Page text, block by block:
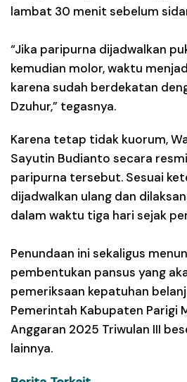
lambat 30 menit sebelum
“Jika paripurna dijadwalkan
kemudian molor, waktu
karena sudah berdekatan
Dzuhur,” tegasnya.
Karena tetap tidak kuorum,
Sayutin Budianto secara
paripurna tersebut. Sesuai
dijadwalkan ulang dan
dalam waktu tiga hari sejak
Penundaan ini sekaligus
pembentukan pansus yang
pemeriksaan kepatuhan
Pemerintah Kabupaten Parigi
Anggaran 2025 Triwulan III
lainnya.